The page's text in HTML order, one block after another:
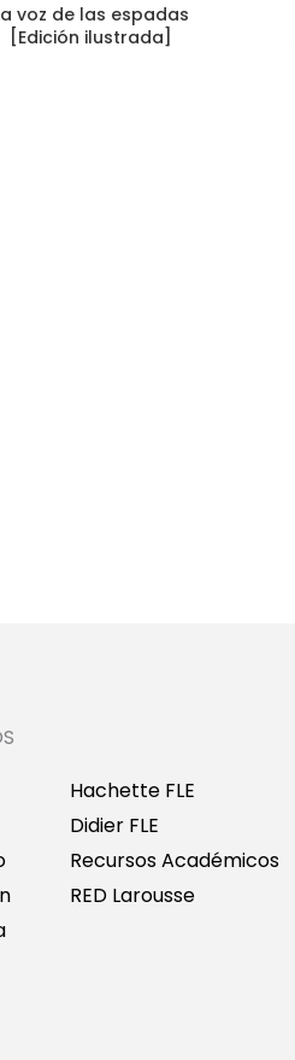
voz de las espadas
[Edición ilustrada]
Hachette FLE
Didier FLE
Recursos Académicos
RED Larousse